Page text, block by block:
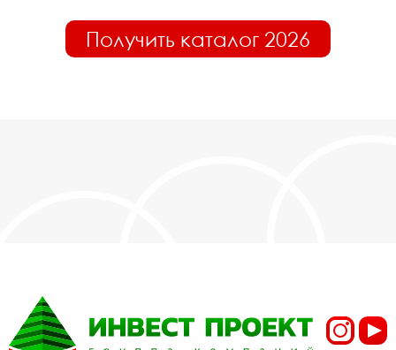
Получить каталог 2026